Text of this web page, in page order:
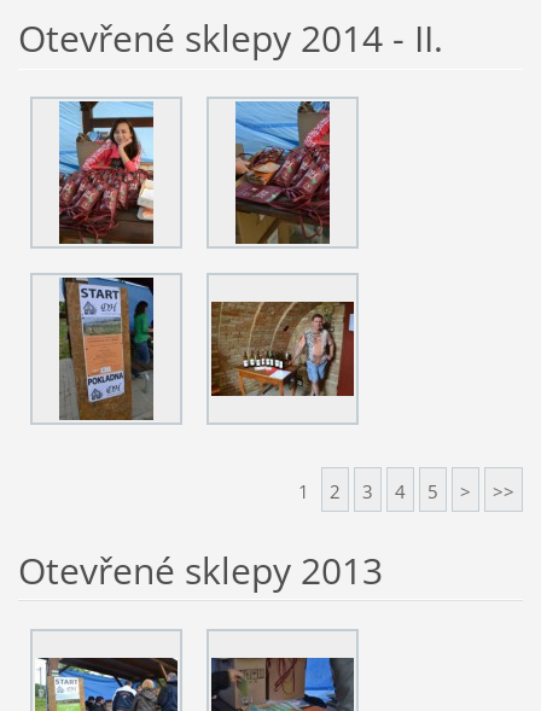
Otevřené sklepy 2014 - II.
1 2 3 4 5 > >>
Otevřené sklepy 2013